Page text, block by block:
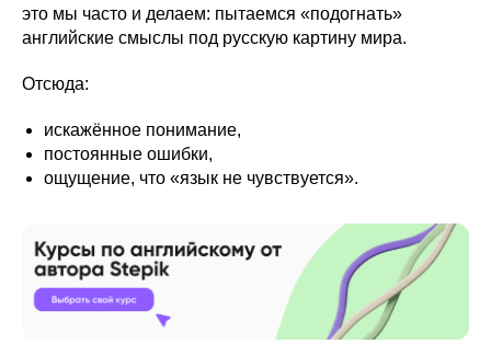
это мы часто и делаем: пытаемся «подогнать»
английские смыслы под русскую картину мира.
Отсюда:
искажённое понимание,
постоянные ошибки,
ощущение, что «язык не чувствуется».